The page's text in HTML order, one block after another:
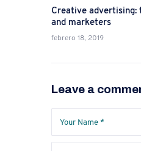
Creative advertising:
and marketers
febrero 18, 2019
Leave a